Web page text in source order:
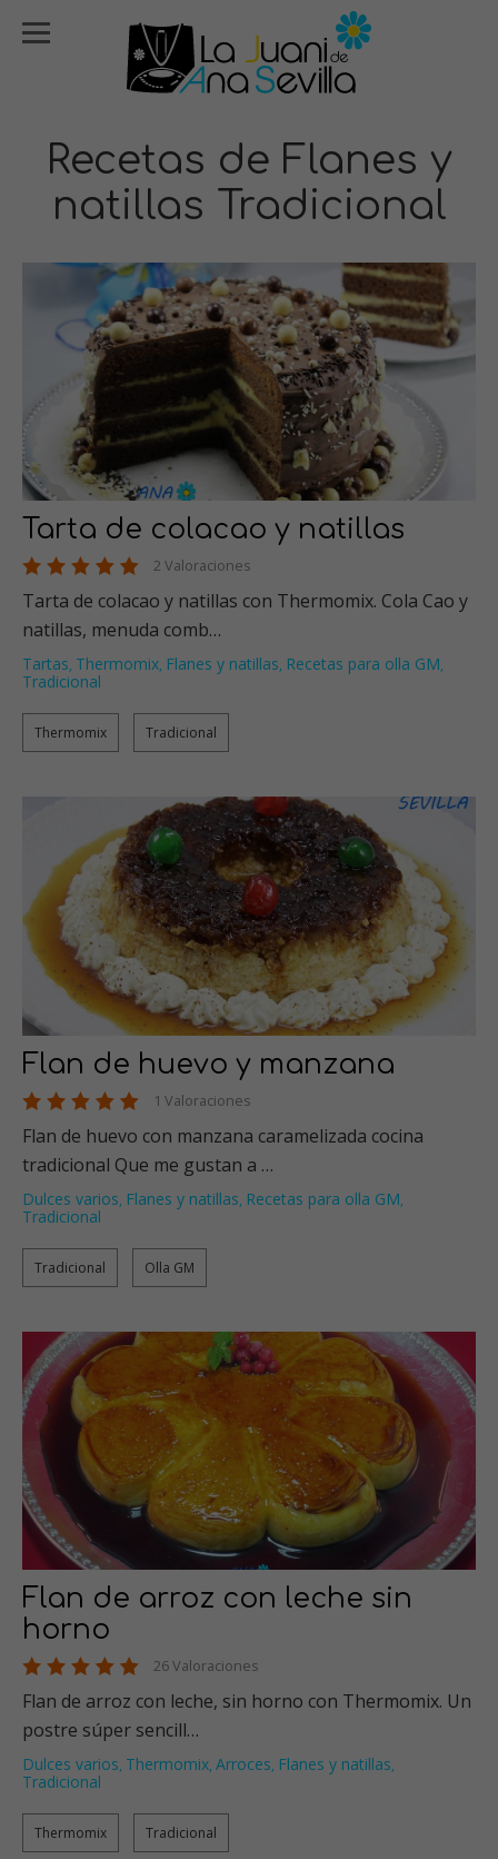
Recetas de Flanes y
natillas Tradicional
Tarta de colacao y natillas
2 Valoraciones
Tarta de colacao y natillas con Thermomix. Cola Cao y
natillas, menuda comb…
Tartas, Thermomix, Flanes y natillas, Recetas para olla GM,
Tradicional
Thermomix Tradicional
Flan de huevo y manzana
1 Valoraciones
Flan de huevo con manzana caramelizada cocina
tradicional Que me gustan a …
Dulces varios, Flanes y natillas, Recetas para olla GM,
Tradicional
Tradicional Olla GM
Flan de arroz con leche sin
horno
26 Valoraciones
Flan de arroz con leche, sin horno con Thermomix. Un
postre súper sencill…
Dulces varios, Thermomix, Arroces, Flanes y natillas,
Tradicional
Thermomix Tradicional